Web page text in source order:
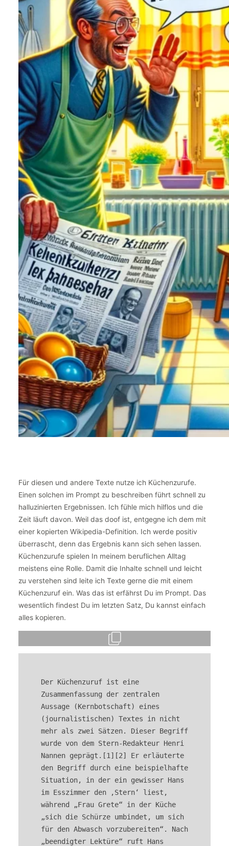
Für diesen und andere Texte nutze ich Küchenzurufe.
Einen solchen im Prompt zu beschreiben führt schnell zu
halluzinierten Ergebnissen. Ich fühle mich hilflos und die
Zeit läuft davon. Weil das doof ist, entgegne ich dem mit
einer kopierten Wikipedia-Definition. Ich werde positiv
überrascht, denn das Ergebnis kann sich sehen lassen.
Küchenzurufe spielen In meinem beruflichen Alltag
meistens eine Rolle. Damit die Inhalte schnell und leicht
zu verstehen sind leite ich Texte gerne die mit einem
Küchenzuruf ein. Was das ist erfährst Du im Prompt. Das
wesentlich findest Du im letzten Satz, Du kannst einfach
alles kopieren.
Der Küchenzuruf ist eine
Zusammenfassung der zentralen
Aussage (Kernbotschaft) eines
(journalistischen) Textes in nicht
mehr als zwei Sätzen. Dieser Begriff
wurde von dem Stern-Redakteur Henri
Nannen geprägt.[1][2] Er erläuterte
den Begriff durch eine beispielhafte
Situation, in der ein gewisser Hans
im Esszimmer den ‚Stern‘ liest,
während „Frau Grete“ in der Küche
„sich die Schürze umbindet, um sich
für den Abwasch vorzubereiten“. Nach
„beendigter Lektüre“ ruft Hans